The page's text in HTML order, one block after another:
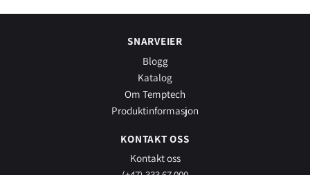
SNARVEIER
Blogg
Katalog
Om Temptech
Produktinformasjon
KONTAKT OSS
Kontakt oss